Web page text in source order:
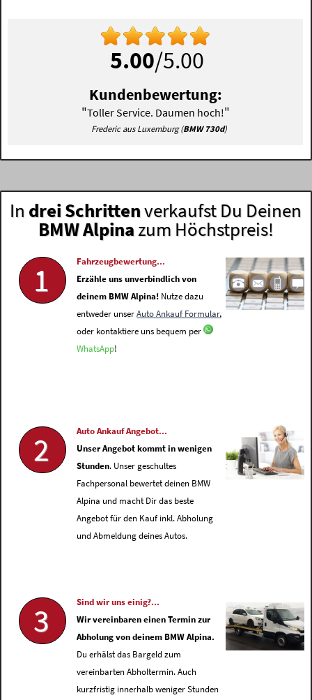
5.00/5.00
Kundenbewertung:
"Toller Service. Daumen hoch!"
Frederic aus Luxemburg (BMW 730d)
In drei Schrittenverkaufst Du Deinen
BMW Alpinazum Höchstpreis!
1
Fahrzeugbewertung...
Erzähle uns unverbindlich von
deinem BMW Alpina! Nutze dazu
entweder unserAuto Ankauf Formular,
oder kontaktiere uns bequem per
WhatsApp!
2
Auto Ankauf Angebot...
Unser Angebot kommt in wenigen
Stunden. Unser geschultes
Fachpersonal bewertet deinen BMW
Alpina und macht Dir das beste
Angebot für den Kauf inkl. Abholung
und Abmeldung deines Autos.
3
Sind wir uns einig?...
Wir vereinbaren einen Termin zur
Abholung von deinem BMW Alpina.
Du erhälst das Bargeld zum
vereinbarten Abholtermin. Auch
kurzfristig innerhalb weniger Stunden